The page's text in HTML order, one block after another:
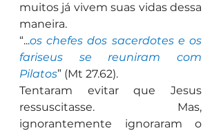
muitos já vivem suas vidas dessa
maneira.
“...os chefes dos sacerdotes e os
fariseus se reuniram com
Pilatos” (Mt 27.62).
Tentaram evitar que Jesus
ressuscitasse. Mas,
ignorantemente ignoraram o